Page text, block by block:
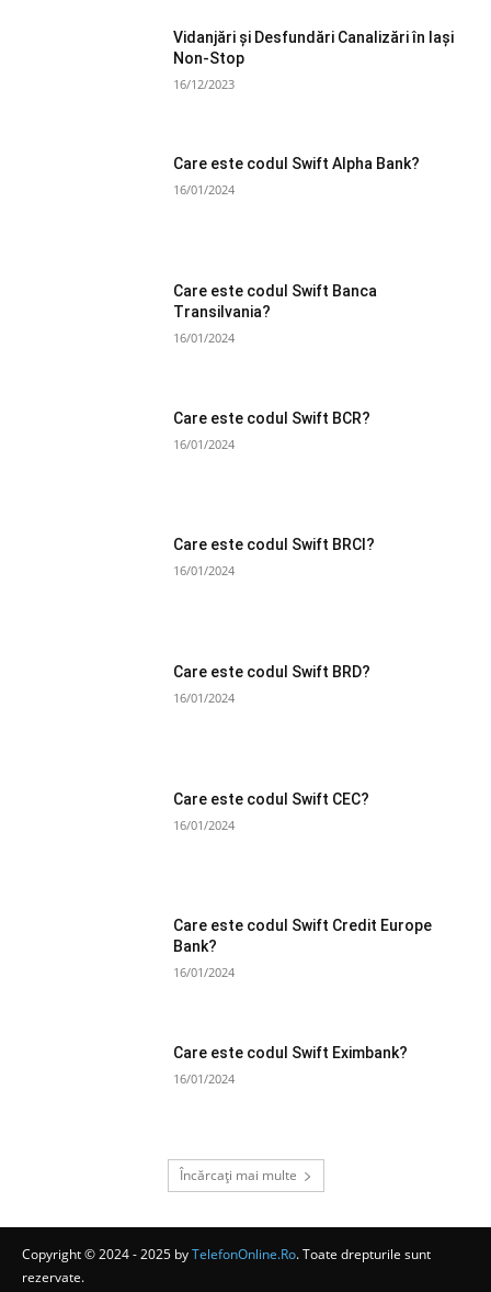
Vidanjări și Desfundări Canalizări în Iași
Non-Stop
16/12/2023
Care este codul Swift Alpha Bank?
16/01/2024
Care este codul Swift Banca
Transilvania?
16/01/2024
Care este codul Swift BCR?
16/01/2024
Care este codul Swift BRCI?
16/01/2024
Care este codul Swift BRD?
16/01/2024
Care este codul Swift CEC?
16/01/2024
Care este codul Swift Credit Europe
Bank?
16/01/2024
Care este codul Swift Eximbank?
16/01/2024
Încărcați mai multe
Copyright © 2024 - 2025 byTelefonOnline.Ro. Toate drepturile sunt
rezervate.